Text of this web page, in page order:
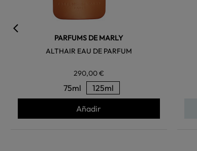
PARFUMS DE MARLY
ALTHAIR EAU DE PARFUM
290,00 €
75ml 125ml
Añadir